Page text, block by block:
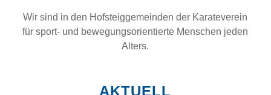
Wir sind in den Hofsteiggemeinden der Karateverein
für sport- und bewegungsorientierte Menschen jeden
Alters.
AKTUELL